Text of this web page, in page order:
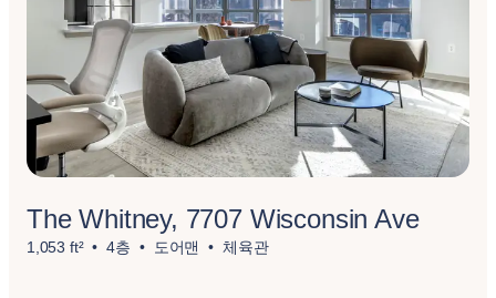
The Whitney, 7707 Wisconsin Ave
1,053 ft² 4층 도어맨 체육관